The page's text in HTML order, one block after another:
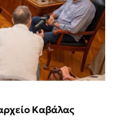
Καβάλας